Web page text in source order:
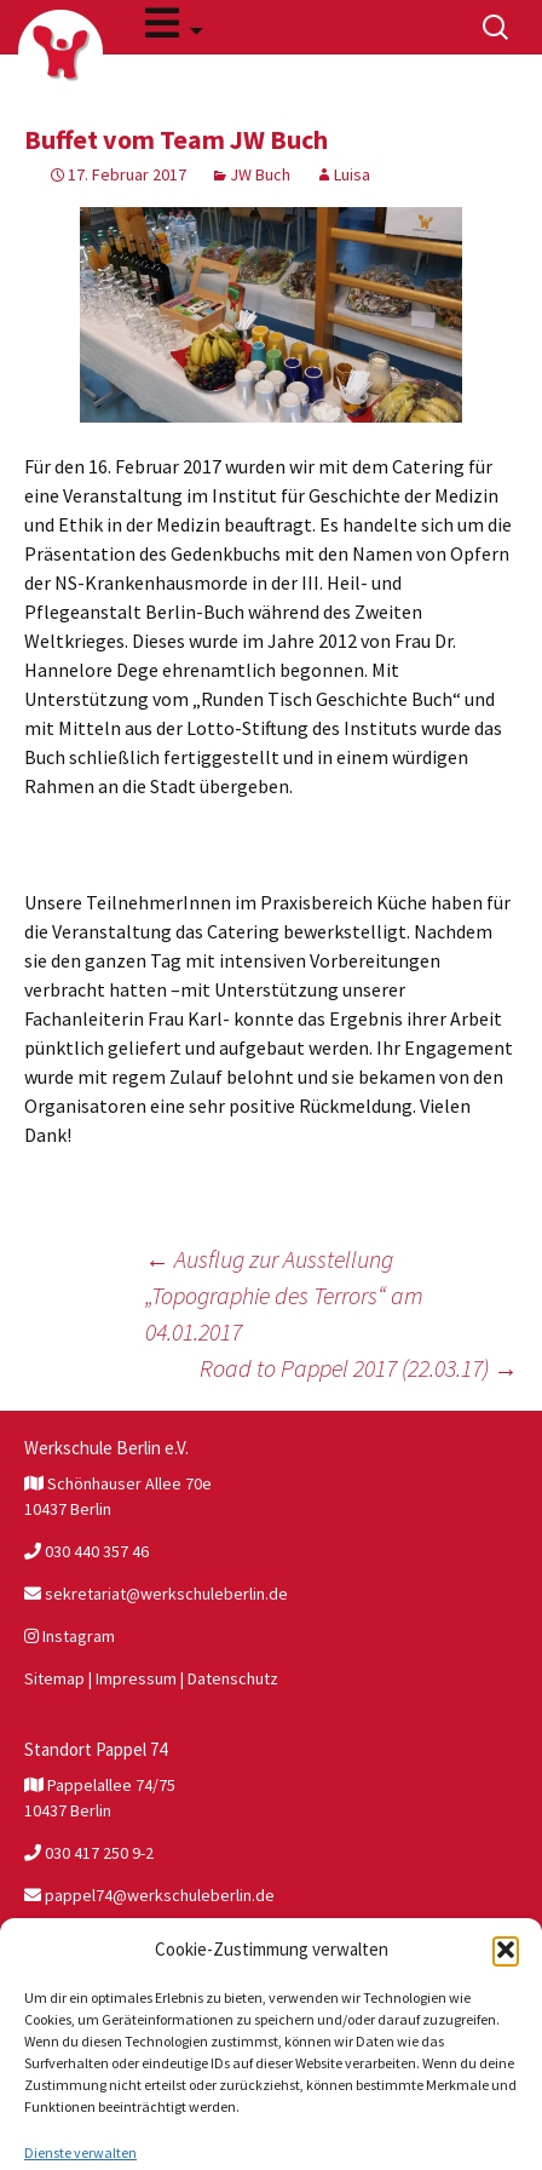
Cookie-Zustimmung verwalten
Um dir ein optimales Erlebnis zu bieten, verwenden wir Technologien wie
Cookies, um Geräteinformationen zu speichern und/oder darauf zuzugreifen.
Wenn du diesen Technologien zustimmst, können wir Daten wie das
Surfverhalten oder eindeutige IDs auf dieser Website verarbeiten. Wenn du deine
Zustimmung nicht erteilst oder zurückziehst, können bestimmte Merkmale und
Funktionen beeinträchtigt werden.
Dienste verwalten
Suchen
nach:
Buffet vom Team JW Buch
17. Februar 2017 JW Buch Luisa
Für den 16. Februar 2017 wurden wir mit dem Catering für
eine Veranstaltung im Institut für Geschichte der Medizin
und Ethik in der Medizin beauftragt. Es handelte sich um die
Präsentation des Gedenkbuchs mit den Namen von Opfern
der NS-Krankenhausmorde in der III. Heil- und
Pflegeanstalt Berlin-Buch während des Zweiten
Weltkrieges. Dieses wurde im Jahre 2012 von Frau Dr.
Hannelore Dege ehrenamtlich begonnen. Mit
Unterstützung vom „Runden Tisch Geschichte Buch“ und
mit Mitteln aus der Lotto-Stiftung des Instituts wurde das
Buch schließlich fertiggestellt und in einem würdigen
Rahmen an die Stadt übergeben.
Unsere TeilnehmerInnen im Praxisbereich Küche haben für
die Veranstaltung das Catering bewerkstelligt. Nachdem
sie den ganzen Tag mit intensiven Vorbereitungen
verbracht hatten –mit Unterstützung unserer
Fachanleiterin Frau Karl- konnte das Ergebnis ihrer Arbeit
pünktlich geliefert und aufgebaut werden. Ihr Engagement
wurde mit regem Zulauf belohnt und sie bekamen von den
Organisatoren eine sehr positive Rückmeldung. Vielen
Dank!
Beitragsnavigation
← Ausflug zur Ausstellung
„Topographie des Terrors“ am
04.01.2017
Road to Pappel 2017 (22.03.17) →
Werkschule Berlin e.V.
Schönhauser Allee 70e
10437 Berlin
030 440 357 46
sekretariat@werkschuleberlin.de
Instagram
Sitemap | Impressum | Datenschutz
Standort Pappel 74
Pappelallee 74/75
10437 Berlin
030 417 250 9-2
pappel74@werkschuleberlin.de
Wolfgang-Heinz-Str. 47
13125 Berlin
030 946 327 81
jwbuch@werkschuleberlin.de